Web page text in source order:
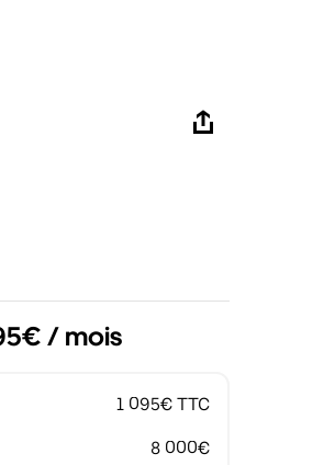
/ mois
1 095€ TTC
8 000€